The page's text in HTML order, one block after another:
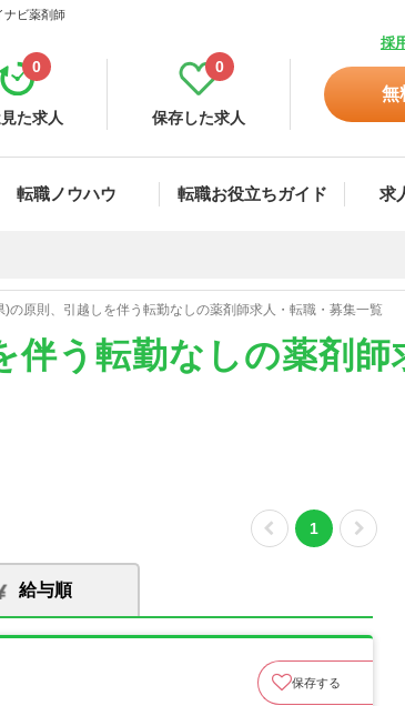
ナビ薬剤師
採
た求人
0
保存した求人
0
無
転職ノウハウ 転職お役立ちガイド 求
)の原則、引越しを伴う転勤なしの薬剤師求人・転職・募集一覧
う転勤なしの薬剤師
1
給与順
保存する